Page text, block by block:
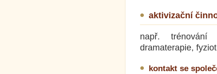
aktivizační
např. trénování
dramaterapie,
kontakt se